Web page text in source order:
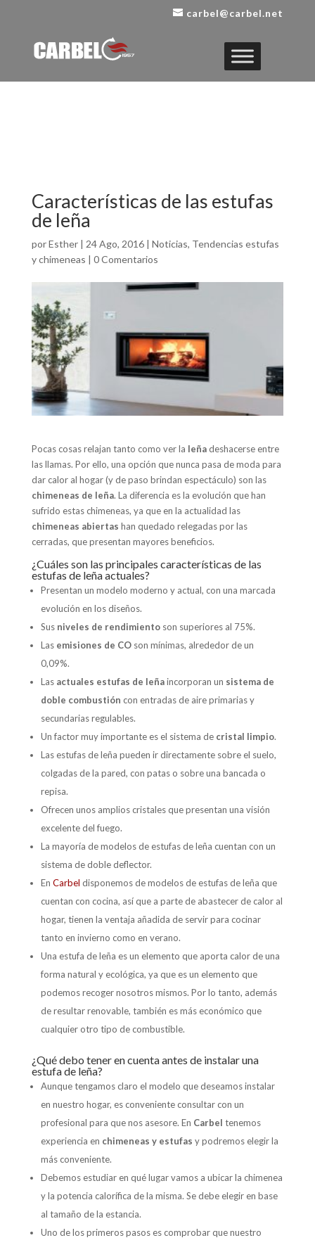
carbel@carbel.net
Características de las estufas
de leña
porEsther| 24 Ago, 2016| Noticias, Tendencias estufas
y chimeneas | 0 Comentarios
Pocas cosas relajan tanto como ver la leñadeshacerse entre
las llamas. Por ello, una opción que nunca pasa de moda para
dar calor al hogar (y de paso brindan espectáculo) son las
chimeneas de leña. La diferencia es la evolución que han
sufrido estas chimeneas, ya que en la actualidad las
chimeneas abiertas han quedado relegadas por las
cerradas, que presentan mayores beneficios.
¿Cuáles son las principales características de las
estufas de leña actuales?
Presentan un modelo moderno y actual, con una marcada
evolución en los diseños.
Susniveles de rendimientoson superiores al 75%.
Las emisiones de COson mínimas, alrededor de un
0,09%.
Las actuales estufas de leñaincorporan un sistema de
doble combustión con entradas de aire primarias y
secundarias regulables.
Un factor muy importante es el sistema de cristal limpio.
Las estufas de leña pueden ir directamente sobre el suelo,
colgadas de la pared, con patas o sobre una bancada o
repisa.
Ofrecen unos amplios cristales que presentan una visión
excelente del fuego.
La mayoría de modelos de estufas de leña cuentan con un
sistema de doble deflector.
En Carbel disponemos de modelos de estufas de leña que
cuentan con cocina, así que a parte de abastecer de calor al
hogar, tienen la ventaja añadida de servir para cocinar
tanto en invierno como en verano.
Una estufa de leña es un elemento que aporta calor de una
forma natural y ecológica, ya que es un elemento que
podemos recoger nosotros mismos. Por lo tanto, además
de resultar renovable, también es más económico que
cualquier otro tipo de combustible.
¿Qué debo tener en cuenta antes de instalar una
estufa de leña?
Aunque tengamos claro el modelo que deseamos instalar
en nuestro hogar, es conveniente consultar con un
profesional para que nos asesore. En Carbel tenemos
experiencia en chimeneas y estufas y podremos elegir la
más conveniente.
Debemos estudiar en qué lugar vamos a ubicar la chimenea
y la potencia calorífica de la misma. Se debe elegir en base
al tamaño de la estancia.
Uno de los primeros pasos es comprobar que nuestro